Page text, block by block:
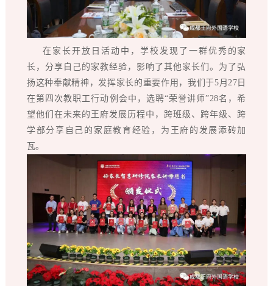
在家长开放日活动中，学校发现了一群优秀的家
长，分享自己的家教经验，影响了其他家长们。为了弘
扬这种奉献精神，发挥家长的重要作用，我们于5月27日
在第四次教职工行动例会中，选聘“荣誉讲师”28名，希
望他们在未来的王府发展历程中，跨班级、跨年级、跨
学部分享自己的家庭教育经验，为王府的发展添砖加
瓦。